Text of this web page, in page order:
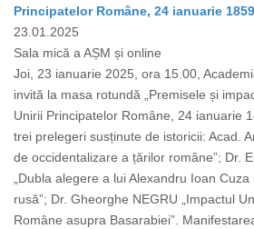
Principatelor Române, 24 ianuarie
23.01.2025
Sala mică a AȘM și online
Joi, 23 ianuarie 2025, ora 15.00,
invită la masa rotundă „Premisele și
Unirii Principatelor Române, 24 ianuarie
trei prelegeri susținute de istoricii: Acad.
de occidentalizare a țărilor române”; Dr.
„Dubla alegere a lui Alexandru Ioan
rusă”; Dr. Gheorghe NEGRU „Impactul
Române asupra Basarabiei”.